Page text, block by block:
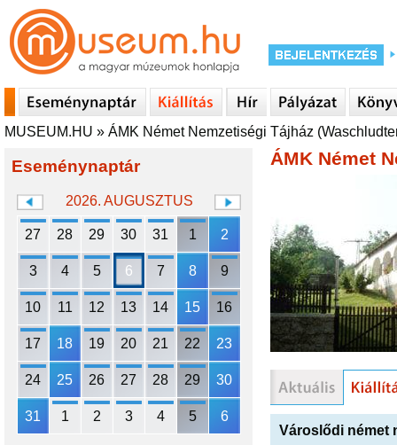
MUSEUM.HU » ÁMK Német Nemzetiségi Tájház
Eseménynaptár
2026. AUGUSZTUS
27 28 29 30 31 1 2
3 4 5 6 7 8 9
10 11 12 13 14 15 16
17 18 19 20 21 22 23
24 25 26 27 28 29 30
31 1 2 3 4 5 6
ÁMK Német
Városlődi német